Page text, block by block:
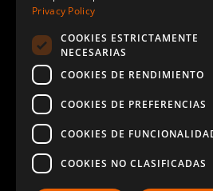
LinkedIn
©2022 FlexQube – All
Privacy Policy
COOKIES ESTRICTAMENTE
NECESARIAS
COOKIES DE RENDIMIENTO
COOKIES DE PREFERENCIAS
COOKIES DE
COOKIES NO CLASIFICADAS